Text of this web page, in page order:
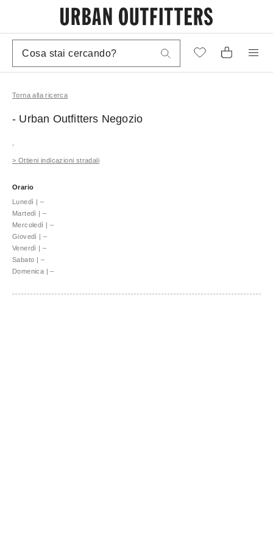
Torna alla ricerca
- Urban Outfitters Negozio
> Ottieni indicazioni stradali
Orario
Lunedì | –
Martedì | –
Mercoledì | –
Giovedì | –
Venerdì | –
Sabato | –
Domenica | –